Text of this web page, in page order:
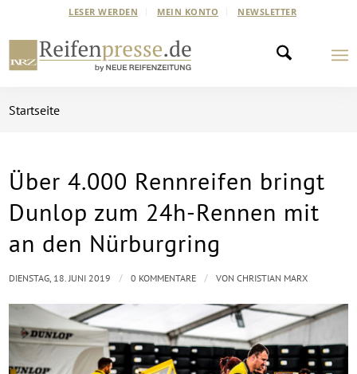
LESER WERDEN MEIN KONTO NEWSLETTER
Startseite
Über 4.000 Rennreifen bringt
Dunlop zum 24h-Rennen mit
an den Nürburgring
DIENSTAG, 18. JUNI 2019 / 0 KOMMENTARE / VONCHRISTIAN MARX